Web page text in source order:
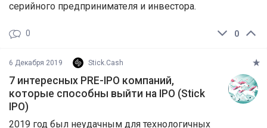
серийного предпринимателя и инвестора.
0
0
6 Декабря 2019 Stick.Cash
7 интересных PRE-IPO компаний,
которые способны выйти на IPO (Stick
IPO)
2019 год был неудачным для технологичных